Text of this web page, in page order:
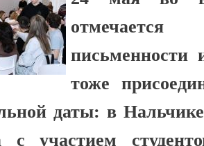
письменности
тоже
даты: в
с участием